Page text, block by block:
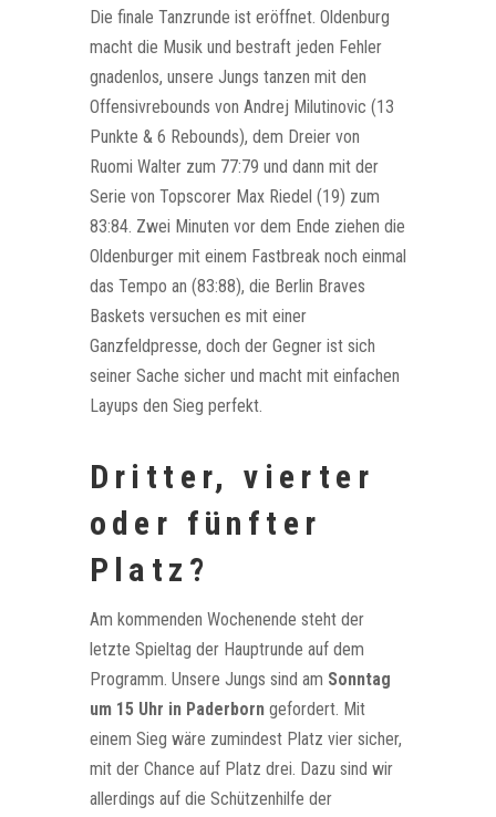
Die finale Tanzrunde ist eröffnet. Oldenburg
macht die Musik und bestraft jeden Fehler
gnadenlos, unsere Jungs tanzen mit den
Offensivrebounds von Andrej Milutinovic (13
Punkte & 6 Rebounds), dem Dreier von
Ruomi Walter zum 77:79 und dann mit der
Serie von Topscorer Max Riedel (19) zum
83:84. Zwei Minuten vor dem Ende ziehen die
Oldenburger mit einem Fastbreak noch einmal
das Tempo an (83:88), die Berlin Braves
Baskets versuchen es mit einer
Ganzfeldpresse, doch der Gegner ist sich
seiner Sache sicher und macht mit einfachen
Layups den Sieg perfekt.
Dritter, vierter
oder fünfter
Platz?
Am kommenden Wochenende steht der
letzte Spieltag der Hauptrunde auf dem
Programm. Unsere Jungs sind am Sonntag
um 15 Uhr in Paderborngefordert. Mit
einem Sieg wäre zumindest Platz vier sicher,
mit der Chance auf Platz drei. Dazu sind wir
allerdings auf die Schützenhilfe der